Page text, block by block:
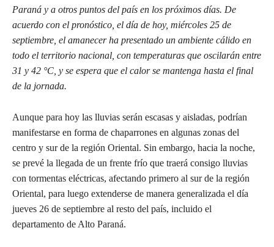
Paraná y a otros puntos del país en los próximos días. De
acuerdo con el pronóstico, el día de hoy, miércoles 25 de
septiembre, el amanecer ha presentado un ambiente cálido en
todo el territorio nacional, con temperaturas que oscilarán entre
31 y 42 °C, y se espera que el calor se mantenga hasta el final
de la jornada.
Aunque para hoy las lluvias serán escasas y aisladas, podrían
manifestarse en forma de chaparrones en algunas zonas del
centro y sur de la región Oriental. Sin embargo, hacia la noche,
se prevé la llegada de un frente frío que traerá consigo lluvias
con tormentas eléctricas, afectando primero al sur de la región
Oriental, para luego extenderse de manera generalizada el día
jueves 26 de septiembre al resto del país, incluido el
departamento de Alto Paraná.